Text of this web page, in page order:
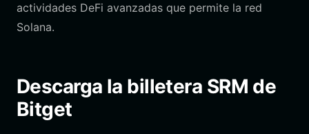
actividades DeFi avanzadas que permite la red
Solana.
Descarga la billetera SRM de
Bitget